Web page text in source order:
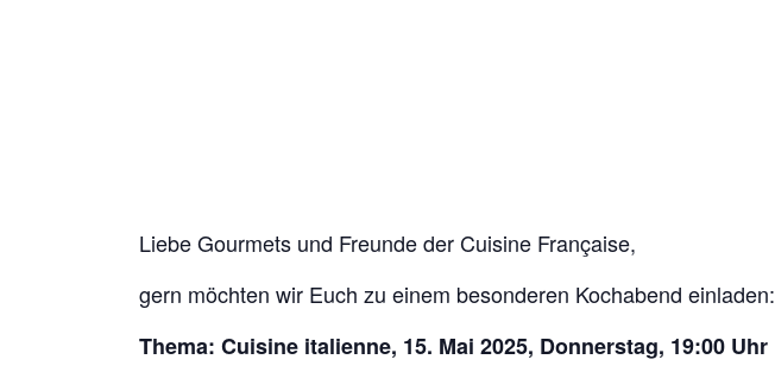
Liebe Gourmets und Freunde der Cuisine Française,
gern möchten wir Euch zu einem besonderen Kochabend einladen:
Thema: Cuisine italienne, 15. Mai 2025, Donnerstag, 19:00 Uhr